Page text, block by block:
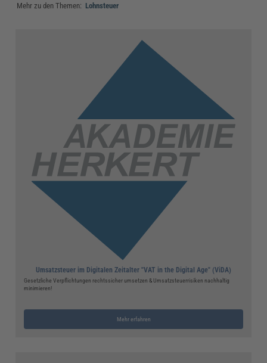
Mehr zu den Themen: Lohnsteuer
Umsatzsteuer im Digitalen Zeitalter "VAT in the Digital Age" (ViDA)
Gesetzliche Verpflichtungen rechtssicher umsetzen & Umsatzsteuerrisiken nachhaltig
minimieren!
Mehr erfahren